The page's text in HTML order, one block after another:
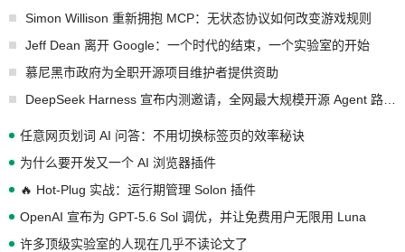
Simon Willison 重新拥抱 MCP：无状态协议如何改变游戏规则
Jeff Dean 离开 Google：一个时代的结束，一个实验室的开始
慕尼黑市政府为全职开源项目维护者提供资助
任意网页划词 AI 问答：不用切换标签页的效率秘诀
为什么要开发又一个 AI 浏览器插件
🔥 Hot-Plug 实战：运行期管理 Solon 插件
OpenAI 宣布为 GPT-5.6 Sol 调优，并让免费用户无限用 Luna
许多顶级实验室的人现在几乎不读论文了